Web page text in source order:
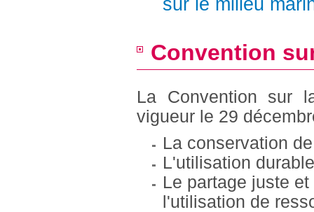
sur le milieu
Convention
La Convention sur
vigueur le 29
La conservation
L'utilisation
Le partage juste
l'utilisation de